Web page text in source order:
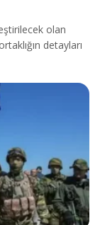
olan
detayları